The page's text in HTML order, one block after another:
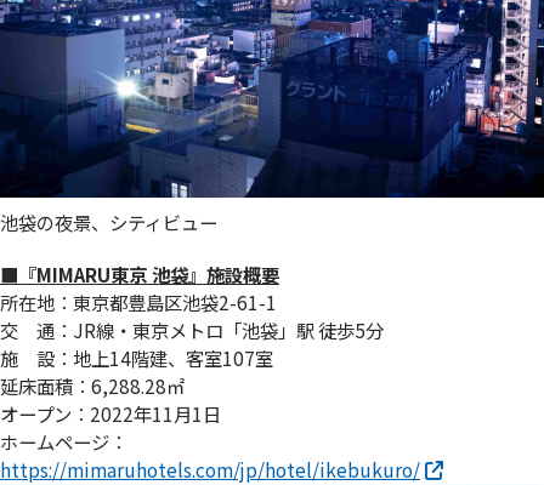
池袋の夜景、シティビュー
■『MIMARU東京 池袋』施設概要
所在地：東京都豊島区池袋2-61-1
交 通：JR線・東京メトロ「池袋」駅 徒歩5分
施 設：地上14階建、客室107室
延床面積：6,288.28㎡
オープン：2022年11月1日
ホームページ：
https://mimaruhotels.com/jp/hotel/ikebukuro/